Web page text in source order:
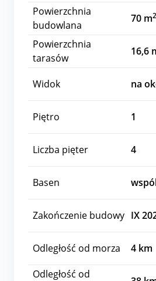
Powierzchnia
budowlana
70 m2
Powierzchnia
tarasów
16,6
Widok na
Piętro 1
Liczba pięter 4
Basen
Zakończenie budowy IX
Odległość od morza 4 km
Odległość od